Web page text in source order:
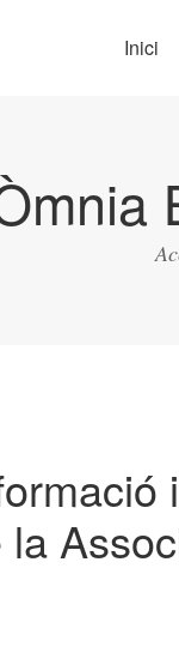
Inici